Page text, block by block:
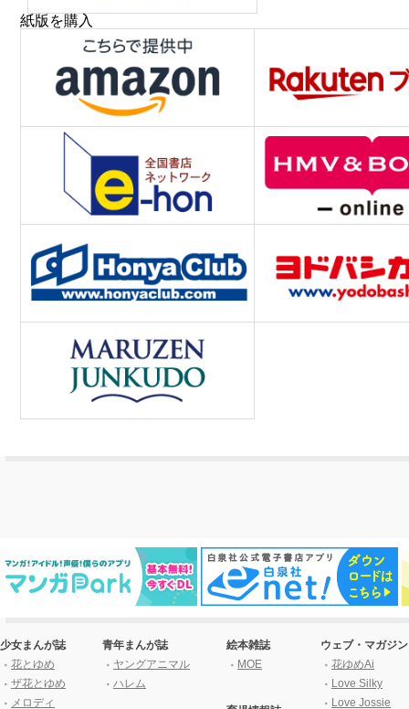
紙版を購入
少女まんが誌
花とゆめ
ザ花とゆめ
メロディ
青年まんが誌
ヤングアニマル
ハレム
絵本雑誌
MOE
ウェブ・マガジン
花ゆめAi
Love Silky
Love Jossie